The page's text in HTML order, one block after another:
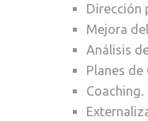
Dirección
Mejora
Análisis
Planes de
Coaching.